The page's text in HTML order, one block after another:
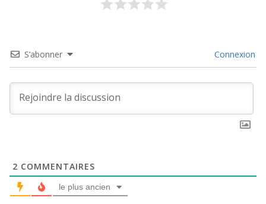
S’abonner Connexion
2 COMMENTAIRES
le plus ancien